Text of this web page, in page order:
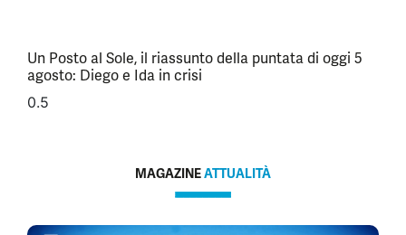
Un Posto al Sole, il riassunto della puntata di oggi 5
agosto: Diego e Ida in crisi
MAGAZINEATTUALITÀ